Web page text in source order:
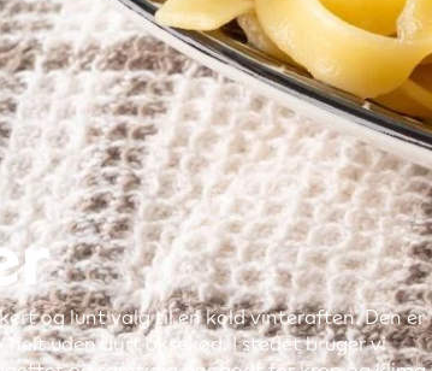
og lunt valg til en kold vinteraften. Den er
helt uden dyrt oksekød. I stedet bruger vi